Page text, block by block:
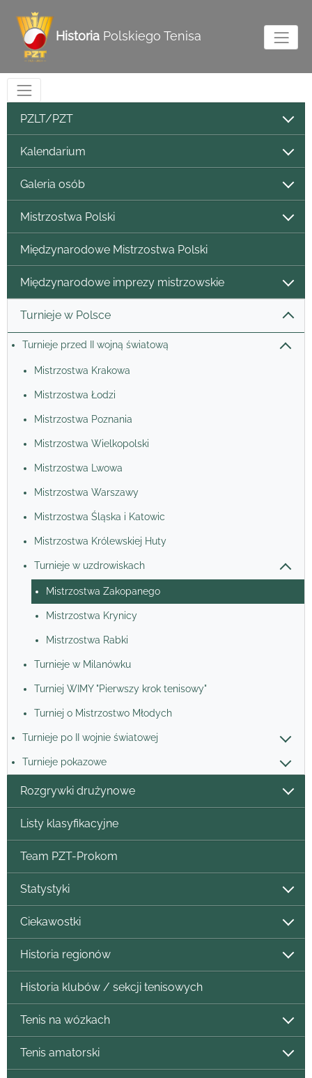
Historia Polskiego Tenisa
PZLT/PZT
Kalendarium
Galeria osób
Mistrzostwa Polski
Międzynarodowe Mistrzostwa Polski
Międzynarodowe imprezy mistrzowskie
Turnieje w Polsce
Turnieje przed II wojną światową
Mistrzostwa Krakowa
Mistrzostwa Łodzi
Mistrzostwa Poznania
Mistrzostwa Wielkopolski
Mistrzostwa Lwowa
Mistrzostwa Warszawy
Mistrzostwa Śląska i Katowic
Mistrzostwa Królewskiej Huty
Turnieje w uzdrowiskach
Mistrzostwa Zakopanego
Mistrzostwa Krynicy
Mistrzostwa Rabki
Turnieje w Milanówku
Turniej WIMY "Pierwszy krok tenisowy"
Turniej o Mistrzostwo Młodych
Turnieje po II wojnie światowej
Turnieje pokazowe
Rozgrywki drużynowe
Listy klasyfikacyjne
Team PZT-Prokom
Statystyki
Ciekawostki
Historia regionów
Historia klubów / sekcji tenisowych
Tenis na wózkach
Tenis amatorski